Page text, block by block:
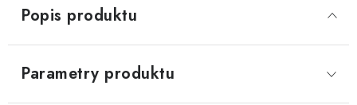
Popis produktu
Parametry produktu